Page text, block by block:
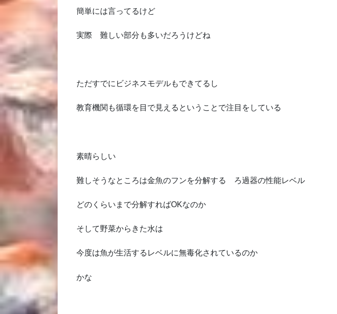
簡単には言ってるけど
実際 難しい部分も多いだろうけどね
ただすでにビジネスモデルもできてるし
教育機関も循環を目で見えるということで注目をしている
素晴らしい
難しそうなところは金魚のフンを分解する ろ過器の性能レベル
どのくらいまで分解すればOKなのか
そして野菜からきた水は
今度は魚が生活するレベルに無毒化されているのか
かな